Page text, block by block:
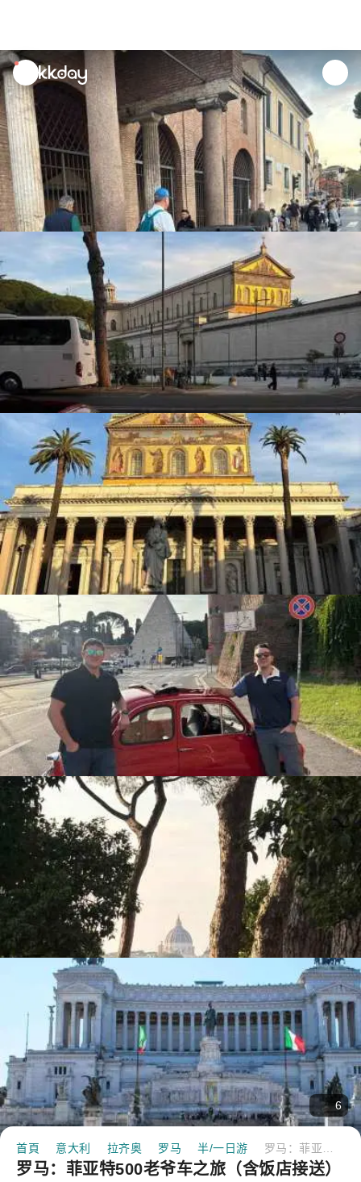
unread
notifications
6
首頁 意大利 拉齐奥 罗马 半/一日游
罗马：菲亚特500老爷车之旅（含饭店接送）